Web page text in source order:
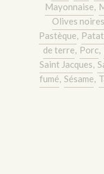
Mayonnaise,
Olives noires
Pastèque,
de terre, Porc,
Saint Jacques,
fumé, Sésame,